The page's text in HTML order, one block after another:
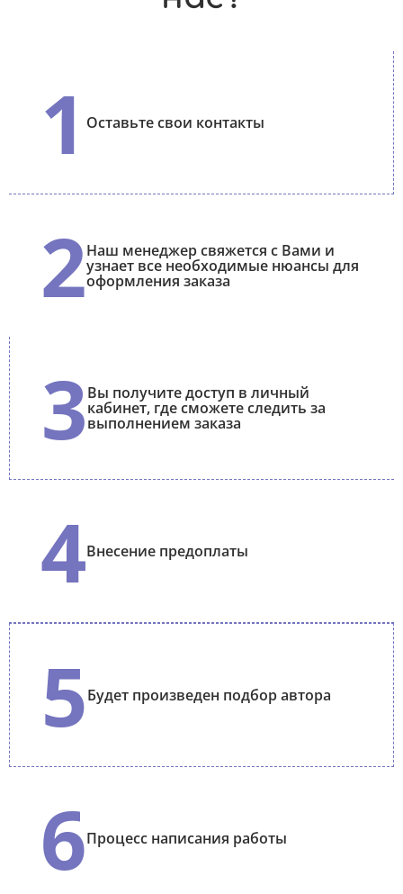
1 Оставьте свои контакты
2Наш менеджер свяжется с Вами и
узнает все необходимые нюансы для
оформления заказа
3Вы получите доступ в личный
кабинет, где сможете следить за
выполнением заказа
4Внесение предоплаты
5Будет произведен подбор автора
6Процесс написания работы